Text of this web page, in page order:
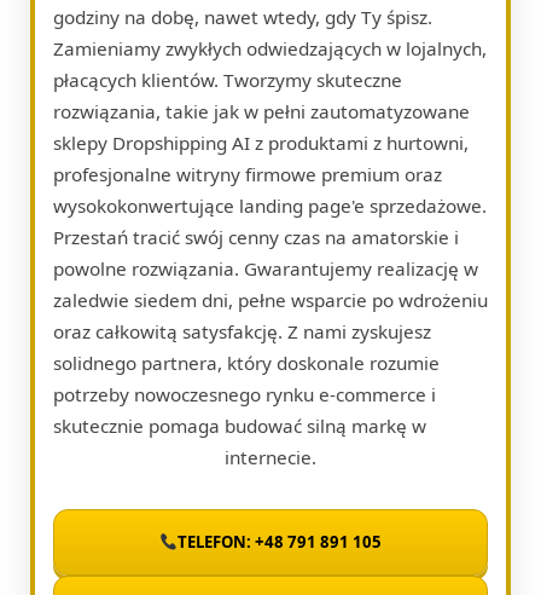
godziny na dobę, nawet wtedy, gdy Ty śpisz.
Zamieniamy zwykłych odwiedzających w lojalnych,
płacących klientów. Tworzymy skuteczne
rozwiązania, takie jak w pełni zautomatyzowane
sklepy Dropshipping AI z produktami z hurtowni,
profesjonalne witryny firmowe premium oraz
wysokokonwertujące landing page'e sprzedażowe.
Przestań tracić swój cenny czas na amatorskie i
powolne rozwiązania. Gwarantujemy realizację w
zaledwie siedem dni, pełne wsparcie po wdrożeniu
oraz całkowitą satysfakcję. Z nami zyskujesz
solidnego partnera, który doskonale rozumie
potrzeby nowoczesnego rynku e-commerce i
skutecznie pomaga budować silną markę w
internecie.
TELEFON: +48 791 891 105